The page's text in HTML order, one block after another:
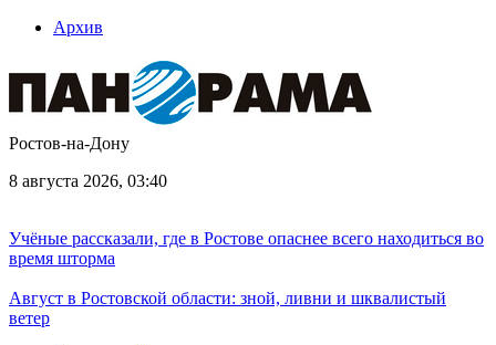
Архив
Ростов-на-Дону
8 августа 2026, 03:40
Учёные рассказали, где в Ростове опаснее всего находиться во
время шторма
Август в Ростовской области: зной, ливни и шквалистый
ветер